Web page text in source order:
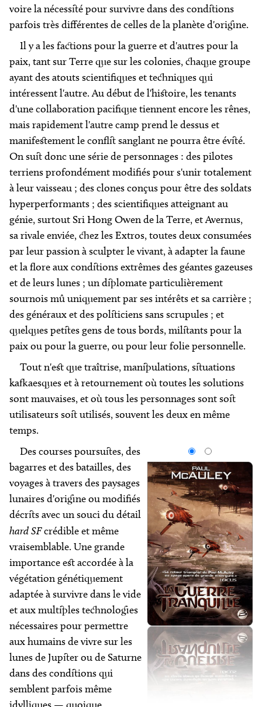
voire la nécessité pour survivre dans des conditions
parfois très différentes de celles de la planète d'origine.
Il y a les factions pour la guerre et d'autres pour la
paix, tant sur Terre que sur les colonies, chaque groupe
ayant des atouts scientifiques et techniques qui
intéressent l'autre. Au début de l'histoire, les tenants
d'une collaboration pacifique tiennent encore les rênes,
mais rapidement l'autre camp prend le dessus et
manifestement le conflit sanglant ne pourra être évité.
On suit donc une série de personnages : des pilotes
terriens profondément modifiés pour s'unir totalement
à leur vaisseau ; des clones conçus pour être des soldats
hyperperformants ; des scientifiques atteignant au
génie, surtout Sri Hong Owen de la Terre, et Avernus,
sa rivale enviée, chez les Extros, toutes deux consumées
par leur passion à sculpter le vivant, à adapter la faune
et la flore aux conditions extrêmes des géantes gazeuses
et de leurs lunes ; un diplomate particulièrement
sournois mû uniquement par ses intérêts et sa carrière ;
des généraux et des politiciens sans scrupules ; et
quelques petites gens de tous bords, militants pour la
paix ou pour la guerre, ou pour leur folie personnelle.
Tout n'est que traîtrise, manipulations, situations
kafkaesques et à retournement où toutes les solutions
sont mauvaises, et où tous les personnages sont soit
utilisateurs soit utilisés, souvent les deux en même
temps.
Des courses poursuites, des
bagarres et des batailles, des
voyages à travers des paysages
lunaires d'origine ou modifiés
décrits avec un souci du détail
hard SFcrédible et même
vraisemblable. Une grande
importance est accordée à la
végétation génétiquement
adaptée à survivre dans le vide
et aux multiples technologies
nécessaires pour permettre
aux humains de vivre sur les
lunes de Jupiter ou de Saturne
dans des conditions qui
semblent parfois même